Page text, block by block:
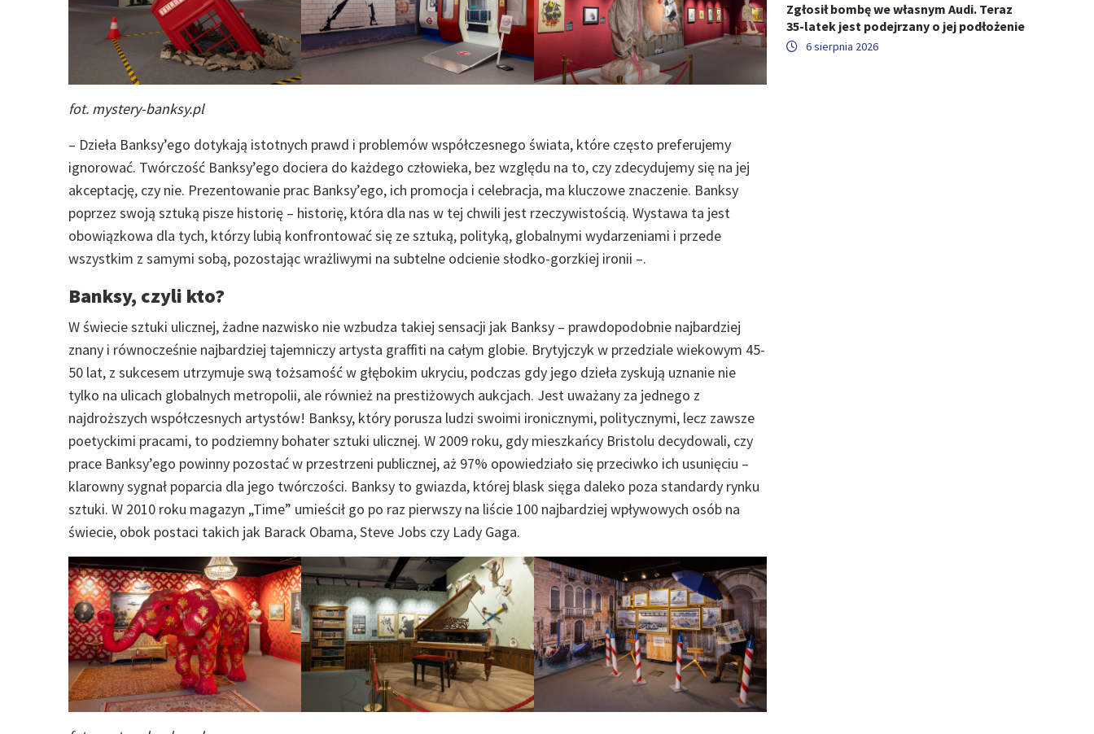
fot. mystery-banksy.pl
– Dzieła Banksy’ego dotykają istotnych prawd i problemów współczesnego świata, które często preferujemy
ignorować. Twórczość Banksy’ego dociera do każdego człowieka, bez względu na to, czy zdecydujemy się na jej
akceptację, czy nie. Prezentowanie prac Banksy’ego, ich promocja i celebracja, ma kluczowe znaczenie. Banksy
poprzez swoją sztuką pisze historię – historię, która dla nas w tej chwili jest rzeczywistością. Wystawa ta jest
obowiązkowa dla tych, którzy lubią konfrontować się ze sztuką, polityką, globalnymi wydarzeniami i przede
wszystkim z samymi sobą, pozostając wrażliwymi na subtelne odcienie słodko-gorzkiej ironii –.
Banksy, czyli kto?
W świecie sztuki ulicznej, żadne nazwisko nie wzbudza takiej sensacji jak Banksy – prawdopodobnie najbardziej
znany i równocześnie najbardziej tajemniczy artysta graffiti na całym globie. Brytyjczyk w przedziale wiekowym 45-
50 lat, z sukcesem utrzymuje swą tożsamość w głębokim ukryciu, podczas gdy jego dzieła zyskują uznanie nie
tylko na ulicach globalnych metropolii, ale również na prestiżowych aukcjach. Jest uważany za jednego z
najdroższych współczesnych artystów! Banksy, który porusza ludzi swoimi ironicznymi, politycznymi, lecz zawsze
poetyckimi pracami, to podziemny bohater sztuki ulicznej. W 2009 roku, gdy mieszkańcy Bristolu decydowali, czy
prace Banksy’ego powinny pozostać w przestrzeni publicznej, aż 97% opowiedziało się przeciwko ich usunięciu –
klarowny sygnał poparcia dla jego twórczości. Banksy to gwiazda, której blask sięga daleko poza standardy rynku
sztuki. W 2010 roku magazyn „Time” umieścił go po raz pierwszy na liście 100 najbardziej wpływowych osób na
świecie, obok postaci takich jak Barack Obama, Steve Jobs czy Lady Gaga.
Zgłosił bombę we własnym Audi. Teraz
35-latek jest podejrzany o jej podłożenie
6 sierpnia 2026